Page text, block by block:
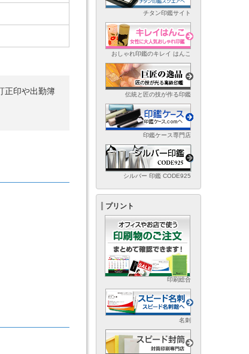
正印や出勤簿
チタン印鑑サイト
おしゃれ印鑑のキレイ はんこ
伝統と匠の技が作る印鑑
印鑑ケース専門店
シルバー 印鑑 CODE925
プリント
印刷総合
名刺